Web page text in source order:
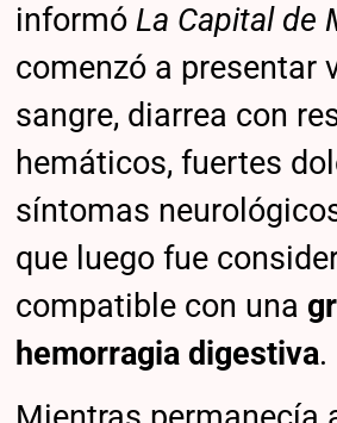
informóLa Capital de
comenzó a presentar
sangre, diarrea con
hemáticos, fuertes
síntomas
que luego fue
compatible con una
hemorragia digestiva.